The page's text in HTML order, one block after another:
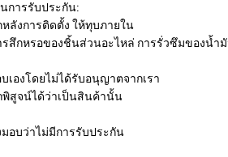
การรับประกัน:
ลังการติดตั้ง ให้ทุบภายใน
รสึกหรอของชิ้นส่วนอะไหล่ การรั่วซึมของน้ำ
เองโดยไม่ได้รับอนุญาตจากเรา
พิสูจน์ได้ว่าเป็นสินค้านั้น
อบว่าไม่มีการรับประกัน